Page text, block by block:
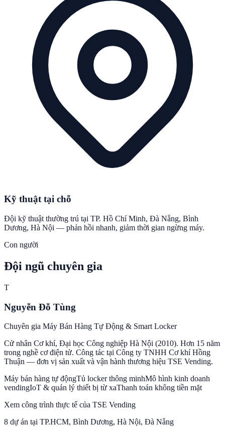
Kỹ thuật tại chỗ
Đội kỹ thuật thường trú tại TP. Hồ Chí Minh, Đà Nẵng, Bình
Dương, Hà Nội — phản hồi nhanh, giảm thời gian ngừng máy.
Con người
Đội ngũ chuyên gia
T
Nguyễn Đỗ Tùng
Chuyên gia Máy Bán Hàng Tự Động & Smart Locker
Cử nhân Cơ khí, Đại học Công nghiệp Hà Nội (2010). Hơn 15 năm
trong nghề cơ điện tử. Công tác tại Công ty TNHH Cơ khí Hồng
Thuận — đơn vị sản xuất và vận hành thương hiệu TSE Vending.
Máy bán hàng tự độngTủ locker thông minhMô hình kinh doanh
vendingIoT & quản lý thiết bị từ xaThanh toán không tiền mặt
Xem công trình thực tế của TSE Vending
8 dự án tại TP.HCM, Bình Dương, Hà Nội, Đà Nẵng